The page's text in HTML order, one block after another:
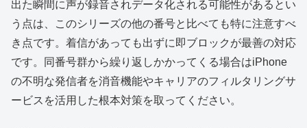
出た瞬間に声が録音されデータ化される可能性があるとい
う点は、このシリーズの他の番号と比べても特に注意すべ
き点です。着信があっても出ずに即ブロックが最善の対応
です。同番号群から繰り返しかかってくる場合はiPhone
の不明な発信者を消音機能やキャリアのフィルタリングサ
ービスを活用した根本対策を取ってください。